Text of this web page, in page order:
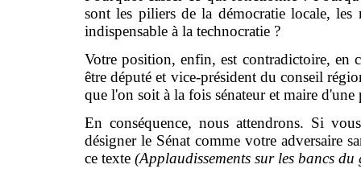
sont les piliers de la démocratie locale,
indispensable à la technocratie ?
Votre position, enfin, est contradictoire, en
être député et vice-président du conseil
que l'on soit à la fois sénateur et maire
En conséquence, nous attendrons. Si
désigner le Sénat comme votre adversaire
ce texte (Applaudissements sur les bancs